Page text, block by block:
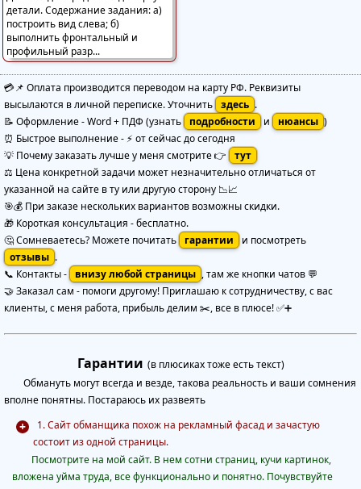
💳📌 Оплата производится переводом на карту РФ. Реквизиты
высылаются в личной переписке. Уточнить здесь .
📝 Оформление-Word + ПДФ (узнать подробности и нюансы )
⏰ Быстрое выполнение- ⚡ от сейчас до сегодня
💡 Почему заказать лучше у меня смотрите 👉
тут
⚖️ Цена конкретной задачи может незначительно отличаться от
указанной на сайте в ту или другую сторону 📉📈
🎯💰 При заказе нескольких вариантов возможны скидки.
🎁 Короткая консультация - бесплатно.
🤔 Сомневаетесь? Можете почитать
гарантии
и посмотреть
отзывы .
📞 Контакты -
внизу любой страницы , там же кнопки чатов 💬
🤝 Заказал сам - помоги другому! Приглашаю к сотрудничеству, с вас
клиенты, с меня работа, прибыль делим ✂️, все в плюсе! ✅➕
Гарантии (в плюсиках тоже есть текст)
Обмануть могут всегда и везде, такова реальность и ваши сомнения
вполне понятны. Постараюсь их развеять
1. Сайт обманщика похож на рекламный фасад и зачастую
состоит из одной страницы.
Посмотрите на мой сайт. В нем сотни страниц, кучи картинок,
вложена уйма труда, все функционально и понятно. Почувствуйте